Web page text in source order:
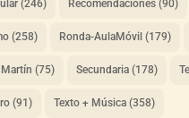
(246) Recomendaciones(90)
(258) Ronda-AulaMóvil (179)
(75) Secundaria(178)
(91) Texto + Música(358)